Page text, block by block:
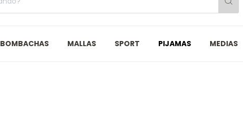
BOMBACHAS MALLAS SPORT PIJAMAS MEDIAS